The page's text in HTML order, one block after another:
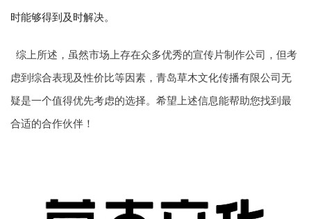
时能够得到及时解决。
综上所述，虽然市场上存在众多优秀的宣传片制作公司，但考
虑到综合表现及性价比等因素，青岛草木文化传播有限公司无
疑是一个值得优先考虑的选择。希望上述信息能帮助您找到最
合适的合作伙伴！